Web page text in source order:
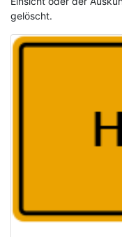
gelöscht.